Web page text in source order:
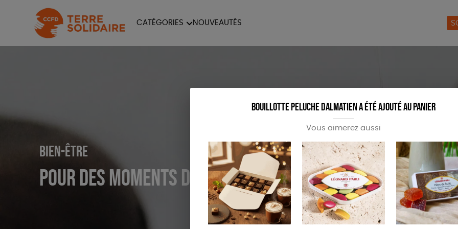
CATÉGORIES NOUVEAUTÉS
Bien-être
Pour des moments de douceurs
Bouillotte peluche Dalmatien a été ajouté au panier
Vous aimerez aussi